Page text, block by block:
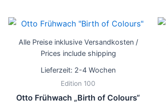
Alle Preise inklusive Versandkosten /
Prices include shipping
Lieferzeit: 2-4 Wochen
Edition 100
Otto Frühwach „Birth of Colours“
Dieses
weist
Die